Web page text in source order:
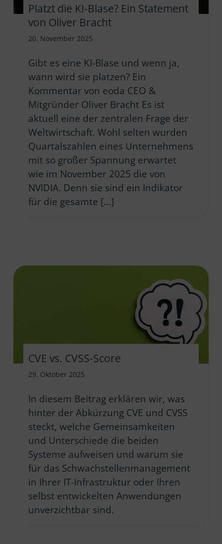
Platzt die KI-Blase? Ein Statement
von Oliver Bracht
20. November 2025
Gibt es eine KI-Blase und wenn ja,
wann wird sie platzen? Ein
Kommentar von eoda CEO &
Mitgründer Oliver Bracht Es ist
aktuell eine der zentralen Frage der
Weltwirtschaft. Wohl selten wurden
Quartalszahlen eines Unternehmens
mit so großer Spannung erwartet
wie im November 2025 die von
NVIDIA. Denn sie sind ein Indikator
für die gesamte […]
CVE vs. CVSS-Score
29. Oktober 2025
In diesem Beitrag erklären wir, was
hinter der Abkürzung CVE und CVSS
steckt, welche Gemeinsamkeiten
und Unterschiede die beiden
Systeme aufweisen und warum sie
für das Schwachstellenmanagement
in Ihrer IT-Infrastruktur oder Ihren
selbst entwickelten Anwendungen
unverzichtbar sind.